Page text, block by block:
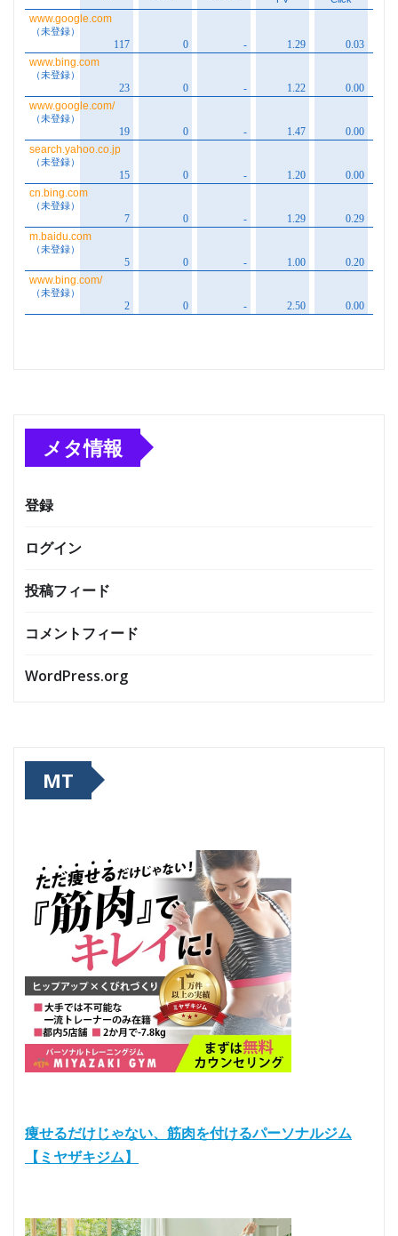
メタ情報
登録
ログイン
投稿フィード
コメントフィード
WordPress.org
MT
痩せるだけじゃない、筋肉を付けるパーソナルジム
【ミヤザキジム】